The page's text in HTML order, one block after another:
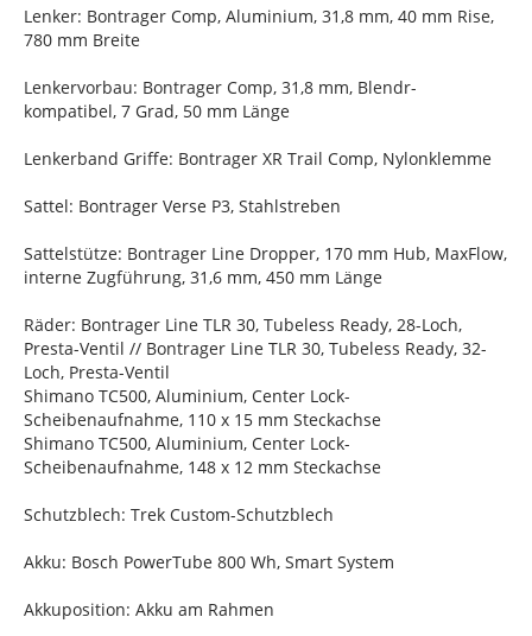
Lenker: Bontrager Comp, Aluminium, 31,8 mm, 40 mm Rise,
780 mm Breite
Lenkervorbau: Bontrager Comp, 31,8 mm, Blendr-
kompatibel, 7 Grad, 50 mm Länge
Lenkerband Griffe: Bontrager XR Trail Comp, Nylonklemme
Sattel: Bontrager Verse P3, Stahlstreben
Sattelstütze: Bontrager Line Dropper, 170 mm Hub, MaxFlow,
interne Zugführung, 31,6 mm, 450 mm Länge
Räder: Bontrager Line TLR 30, Tubeless Ready, 28-Loch,
Presta-Ventil // Bontrager Line TLR 30, Tubeless Ready, 32-
Loch, Presta-Ventil
Shimano TC500, Aluminium, Center Lock-
Scheibenaufnahme, 110 x 15 mm Steckachse
Shimano TC500, Aluminium, Center Lock-
Scheibenaufnahme, 148 x 12 mm Steckachse
Schutzblech: Trek Custom-Schutzblech
Akku: Bosch PowerTube 800 Wh, Smart System
Akkuposition: Akku am Rahmen